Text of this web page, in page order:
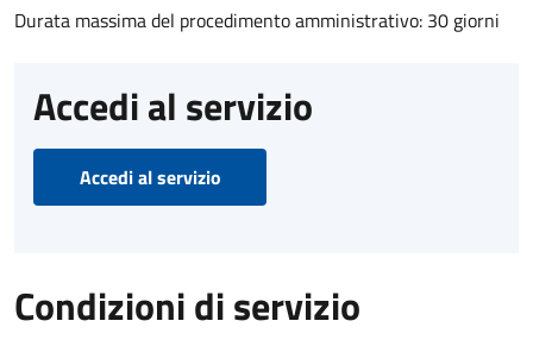
Durata massima del procedimento amministrativo: 30 giorni
Accedi al servizio
Accedi al servizio
Condizioni di servizio